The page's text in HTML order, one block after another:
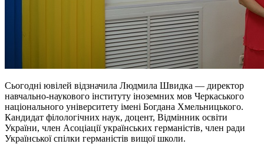
Сьогодні ювілей відзначила Людмила Швидка — директор
навчально-наукового інституту іноземних мов Черкаського
національного університету імені Богдана Хмельницького.
Кандидат філологічних наук, доцент, Відмінник освіти
України, член Асоціації українських германістів, член ради
Української спілки германістів вищої школи.